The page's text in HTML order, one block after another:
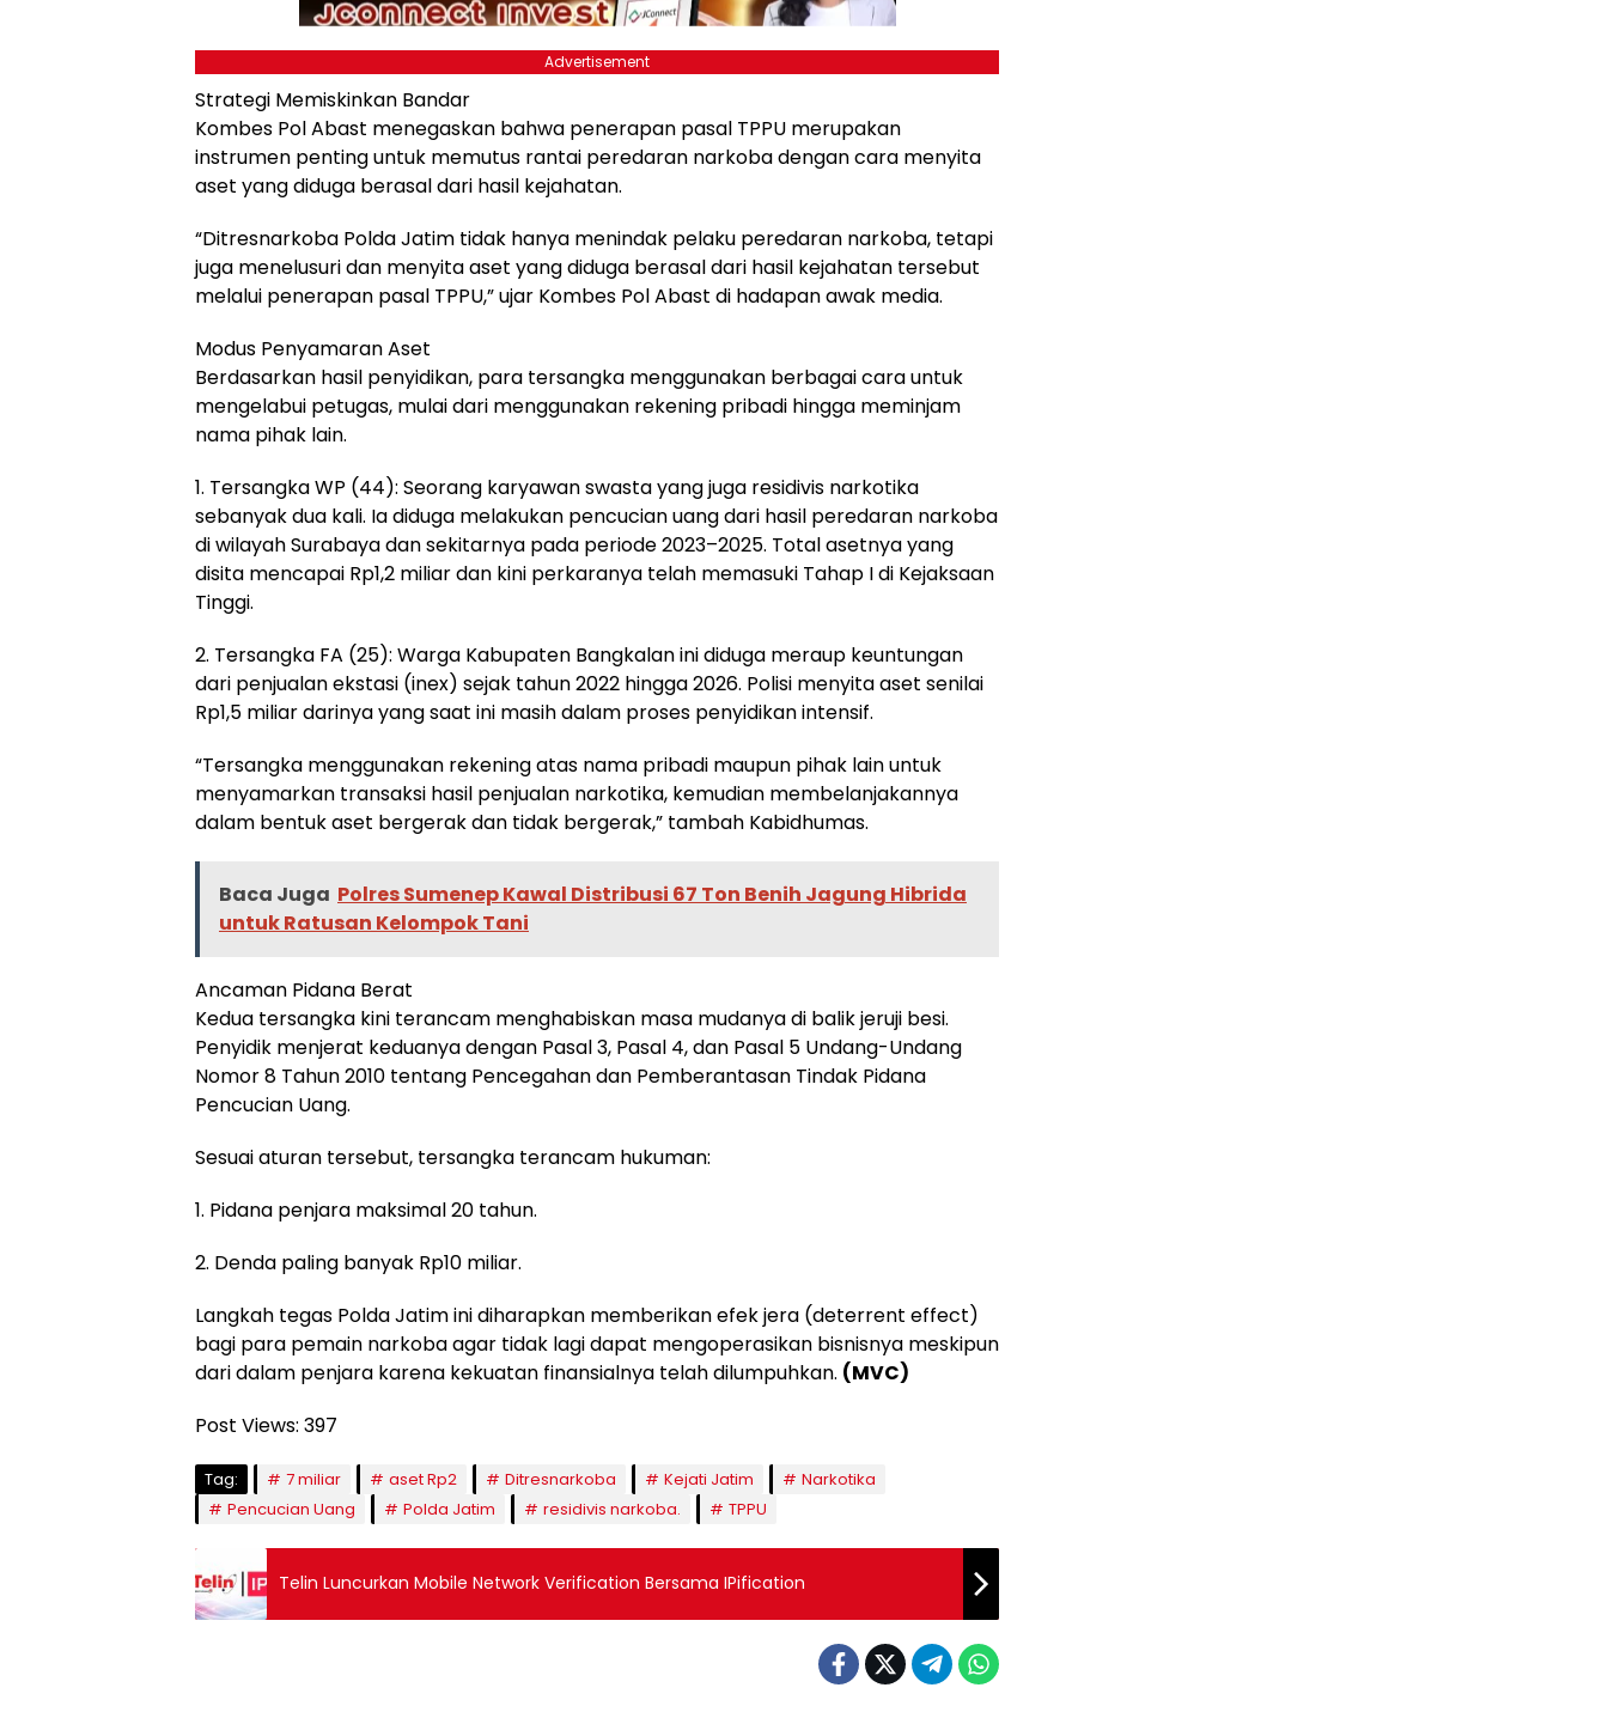
Advertisement
Strategi Memiskinkan Bandar
Kombes Pol Abast menegaskan bahwa penerapan pasal TPPU merupakan
instrumen penting untuk memutus rantai peredaran narkoba dengan cara menyita
aset yang diduga berasal dari hasil kejahatan.
“Ditresnarkoba Polda Jatim tidak hanya menindak pelaku peredaran narkoba, tetapi
juga menelusuri dan menyita aset yang diduga berasal dari hasil kejahatan tersebut
melalui penerapan pasal TPPU,” ujar Kombes Pol Abast di hadapan awak media.
Modus Penyamaran Aset
Berdasarkan hasil penyidikan, para tersangka menggunakan berbagai cara untuk
mengelabui petugas, mulai dari menggunakan rekening pribadi hingga meminjam
nama pihak lain.
1. Tersangka WP (44): Seorang karyawan swasta yang juga residivis narkotika
sebanyak dua kali. Ia diduga melakukan pencucian uang dari hasil peredaran narkoba
di wilayah Surabaya dan sekitarnya pada periode 2023–2025. Total asetnya yang
disita mencapai Rp1,2 miliar dan kini perkaranya telah memasuki Tahap I di Kejaksaan
Tinggi.
2. Tersangka FA (25): Warga Kabupaten Bangkalan ini diduga meraup keuntungan
dari penjualan ekstasi (inex) sejak tahun 2022 hingga 2026. Polisi menyita aset senilai
Rp1,5 miliar darinya yang saat ini masih dalam proses penyidikan intensif.
“Tersangka menggunakan rekening atas nama pribadi maupun pihak lain untuk
menyamarkan transaksi hasil penjualan narkotika, kemudian membelanjakannya
dalam bentuk aset bergerak dan tidak bergerak,” tambah Kabidhumas.
Baca Juga Polres Sumenep Kawal Distribusi 67 Ton Benih Jagung Hibrida
untuk Ratusan Kelompok Tani
Ancaman Pidana Berat
Kedua tersangka kini terancam menghabiskan masa mudanya di balik jeruji besi.
Penyidik menjerat keduanya dengan Pasal 3, Pasal 4, dan Pasal 5 Undang-Undang
Nomor 8 Tahun 2010 tentang Pencegahan dan Pemberantasan Tindak Pidana
Pencucian Uang.
Sesuai aturan tersebut, tersangka terancam hukuman:
1. Pidana penjara maksimal 20 tahun.
2. Denda paling banyak Rp10 miliar.
Langkah tegas Polda Jatim ini diharapkan memberikan efek jera (deterrent effect)
bagi para pemain narkoba agar tidak lagi dapat mengoperasikan bisnisnya meskipun
dari dalam penjara karena kekuatan finansialnya telah dilumpuhkan. (MVC)
Post Views: 397
Tag: 7 miliar aset Rp2 Ditresnarkoba Kejati Jatim
Narkotika
Pencucian Uang
Polda Jatim residivis narkoba. TPPU
Telin Luncurkan Mobile Network Verification Bersama IPification